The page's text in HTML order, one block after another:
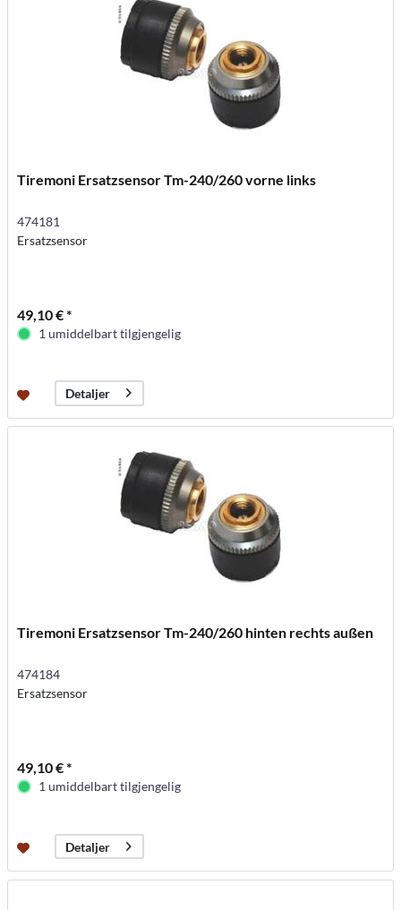
Tiremoni Ersatzsensor Tm-240/260 vorne links
474181
Ersatzsensor
49,10 € *
1 umiddelbart tilgjengelig
Detaljer
Tiremoni Ersatzsensor Tm-240/260 hinten rechts außen
474184
Ersatzsensor
49,10 € *
1 umiddelbart tilgjengelig
Detaljer